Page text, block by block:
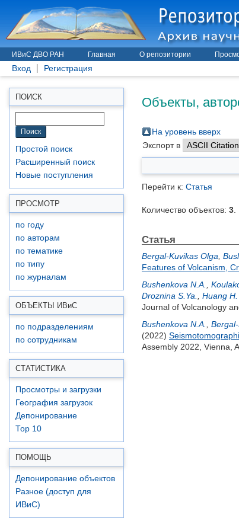
ИВиС ДВО РАН Главная О репозитории
Вход Регистрация
ПОИСК
Простой поиск
Расширенный поиск
Новые поступления
ПРОСМОТР
по году
по авторам
по тематике
по типу
по журналам
ОБЪЕКТЫ ИВиС
по подразделениям
по сотрудникам
СТАТИСТИКА
Просмотры и загрузки
География загрузок
Депонирование
Top 10
ПОМОЩЬ
Депонирование объектов
Разное (доступ для
ИВиС)
Объекты,
На уровень вверх
Экспорт в
Перейти к: Статья
Количество объектов: 3
Статья
Bergal-Kuvikas Olga
Features of Volcanism,
Bushenkova N.A.
Droznina S.Ya.
Huang H.
Journal of Volcanology
Bushenkova N.A.
(2022)
Assembly 2022, Vienna,